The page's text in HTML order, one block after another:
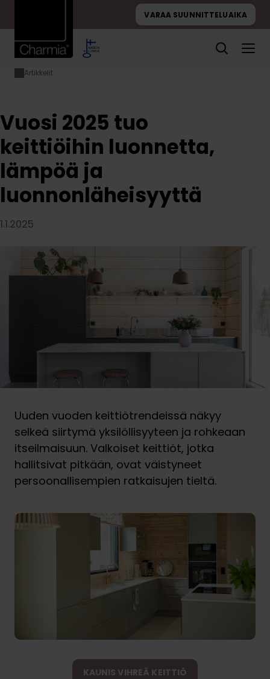
VARAA SUUNNITTELUAIKA
Etusivu
Artikkelit
Vuosi 2025 tuo
luonnonläheisyyttä
Vuosi 2025 tuo
keittiöihin luonnetta,
lämpöä ja
luonnonläheisyyttä
1.1.2025
Uuden vuoden keittiötrendeissä näkyy
selkeä siirtymä yksilöllisyyteen ja rohkeaan
itseilmaisuun. Valkoiset keittiöt, jotka
hallitsivat pitkään, ovat väistyneet
persoonallisempien ratkaisujen tieltä.
KAUNIS VIHREÄ KEITTIÖ